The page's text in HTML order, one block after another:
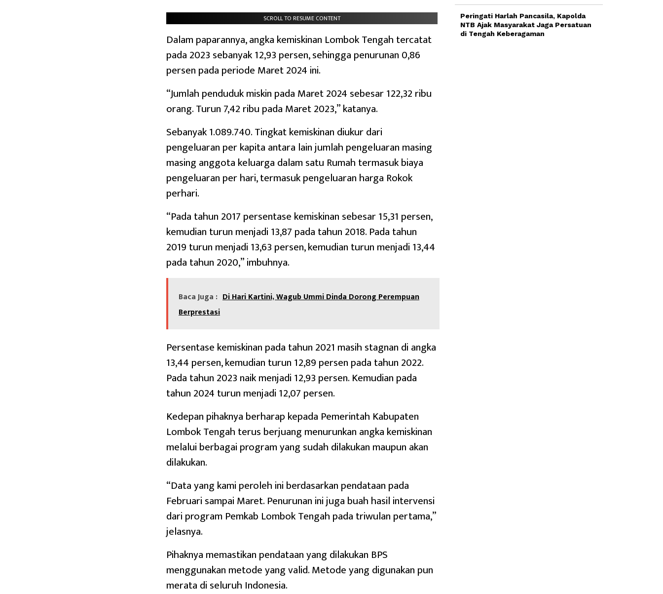
SCROLL TO RESUME CONTENT
Dalam paparannya, angka kemiskinan Lombok Tengah tercatat
pada 2023 sebanyak 12,93 persen, sehingga penurunan 0,86
persen pada periode Maret 2024 ini.
“Jumlah penduduk miskin pada Maret 2024 sebesar 122,32 ribu
orang. Turun 7,42 ribu pada Maret 2023,” katanya.
Sebanyak 1.089.740. Tingkat kemiskinan diukur dari
pengeluaran per kapita antara lain jumlah pengeluaran masing
masing anggota keluarga dalam satu Rumah termasuk biaya
pengeluaran per hari, termasuk pengeluaran harga Rokok
perhari.
“Pada tahun 2017 persentase kemiskinan sebesar 15,31 persen,
kemudian turun menjadi 13,87 pada tahun 2018. Pada tahun
2019 turun menjadi 13,63 persen, kemudian turun menjadi 13,44
pada tahun 2020,” imbuhnya.
Baca Juga : Di Hari Kartini, Wagub Ummi Dinda Dorong Perempuan
Berprestasi
Persentase kemiskinan pada tahun 2021 masih stagnan di angka
13,44 persen, kemudian turun 12,89 persen pada tahun 2022.
Pada tahun 2023 naik menjadi 12,93 persen. Kemudian pada
tahun 2024 turun menjadi 12,07 persen.
Kedepan pihaknya berharap kepada Pemerintah Kabupaten
Lombok Tengah terus berjuang menurunkan angka kemiskinan
melalui berbagai program yang sudah dilakukan maupun akan
dilakukan.
“Data yang kami peroleh ini berdasarkan pendataan pada
Februari sampai Maret. Penurunan ini juga buah hasil intervensi
dari program Pemkab Lombok Tengah pada triwulan pertama,”
jelasnya.
Pihaknya memastikan pendataan yang dilakukan BPS
menggunakan metode yang valid. Metode yang digunakan pun
merata di seluruh Indonesia.
Peringati Harlah Pancasila, Kapolda
NTB Ajak Masyarakat Jaga Persatuan
di Tengah Keberagaman